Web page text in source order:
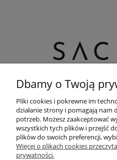
+48
adres:Sacler sp. z
85-880 Bydgoszcz
Dbamy o Twoją
Pliki cookies i pokrewne im
działanie strony i pomagają
potrzeb. Możesz zaakceptować
wszystkich tych plików i przejść
plików do swoich preferencji,
Więcej o plikach cookies
prywatności.